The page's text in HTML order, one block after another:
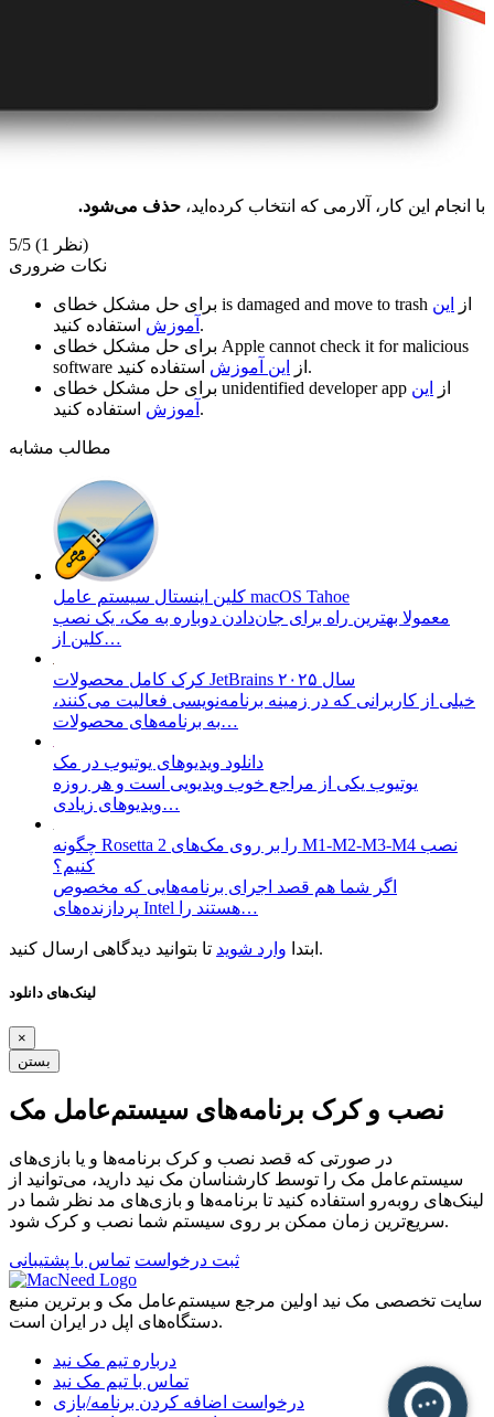
با انجام این کار، آلارمی که انتخاب کرده‌اید، حذف می‌شود.
5/5
(1 نظر)
نکات ضروری
is damaged and move to trash از
این
آموزش استفاده کنید.
Apple cannot check it for malicious
software
از این آموزش
استفاده کنید.
unidentified developer app از
این
آموزش استفاده کنید.
مطالب مشابه
کلین اینستال سیستم عامل macOS Tahoe
معمولا بهترین راه برای جان‌دادن دوباره به مک، یک نصب
کلین از…
کرک کامل محصولات JetBrains سال ۲۰۲۵
خیلی از کاربرانی که در زمینه برنامه‌نویسی فعالیت می‌کنند،
به برنامه‌های محصولات…
دانلود ویدیو‌های یوتیوب در مک
یوتیوب یکی از مراجع خوب ویدیویی است و هر روزه
ویدیو‌های زیادی…
چگونه Rosetta 2 را بر روی مک‌های M1-M2-M3-M4 نصب
کنیم؟
اگر شما هم قصد اجرای برنامه‌هایی که مخصوص
پردازنده‌های Intel هستند را…
ابتدا وارد شوید تا بتوانید دیدگاهی ارسال کنید.
لینک‌های دانلود
×
بستن
نصب و کرک برنامه‌های سیستم‌عامل مک
در صورتی که قصد نصب و کرک برنامه‌ها و یا بازی‌های
سیستم‌عامل مک را توسط کارشناسان مک نید دارید، می‌توانید از
لینک‌های رو‌به‌رو استفاده کنید تا برنامه‌ها و بازی‌های مد نظر شما در
سریع‌ترین زمان ممکن بر روی سیستم شما نصب و کرک شود.
ثبت درخواست تماس با پشتیبانی
سایت تخصصی مک نید اولین مرجع سیستم‌عامل مک و برترین منبع
دستگاه‌های اپل در ایران است.
درباره تیم مک نید
تماس با تیم مک نید
درخواست اضافه کردن برنامه/بازی